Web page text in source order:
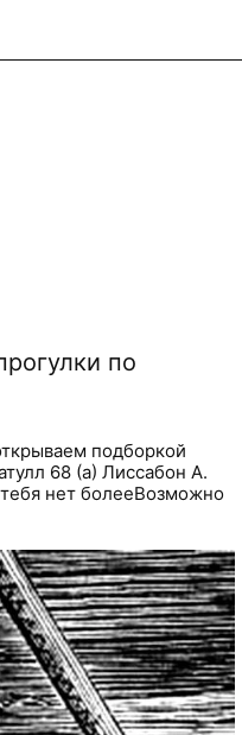
по
подборкой
68 (a) Лиссабон А.
нет болееВозможно